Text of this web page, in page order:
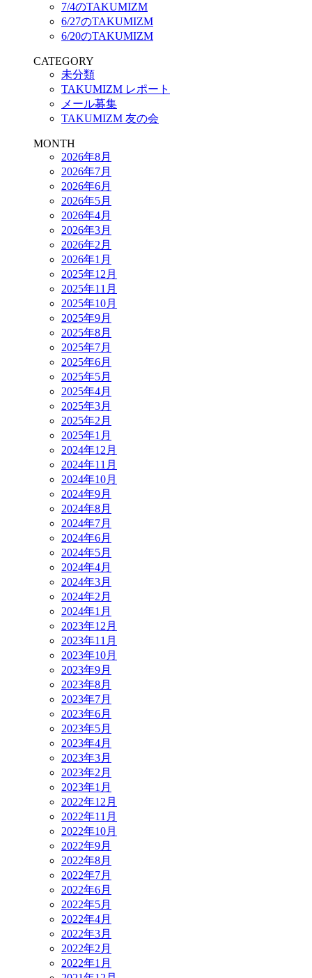
7/4のTAKUMIZM
6/27のTAKUMIZM
6/20のTAKUMIZM
CATEGORY
未分類
TAKUMIZM レポート
メール募集
TAKUMIZM 友の会
MONTH
2026年8月
2026年7月
2026年6月
2026年5月
2026年4月
2026年3月
2026年2月
2026年1月
2025年12月
2025年11月
2025年10月
2025年9月
2025年8月
2025年7月
2025年6月
2025年5月
2025年4月
2025年3月
2025年2月
2025年1月
2024年12月
2024年11月
2024年10月
2024年9月
2024年8月
2024年7月
2024年6月
2024年5月
2024年4月
2024年3月
2024年2月
2024年1月
2023年12月
2023年11月
2023年10月
2023年9月
2023年8月
2023年7月
2023年6月
2023年5月
2023年4月
2023年3月
2023年2月
2023年1月
2022年12月
2022年11月
2022年10月
2022年9月
2022年8月
2022年7月
2022年6月
2022年5月
2022年4月
2022年3月
2022年2月
2022年1月